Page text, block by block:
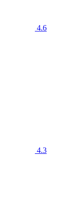
4.6
4.3